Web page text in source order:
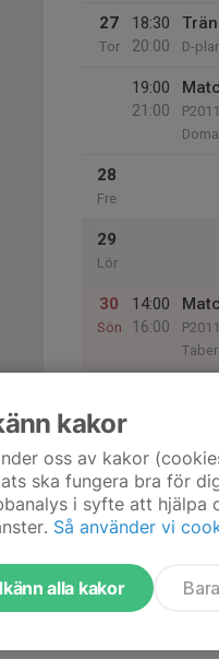
27
Tor
18:30
20:00
D-
19:00
21:00
28
Fre
29
Lör
30
Sön
14:00
16:00
31
kakor
oss av kakor
ska fungera bra för
i syfte att hjälpa
Så använder vi
alla kakor